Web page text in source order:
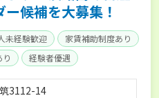
候補を大募集！
未経験歓迎
家賃補助制度あり
経験者優遇
険完備
3112-14